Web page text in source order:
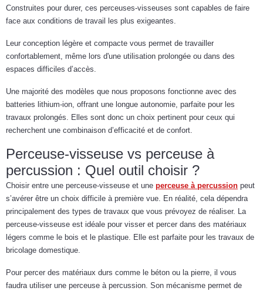
Construites pour durer, ces perceuses-visseuses sont capables de faire
face aux conditions de travail les plus exigeantes.
Leur conception légère et compacte vous permet de travailler
confortablement, même lors d'une utilisation prolongée ou dans des
espaces difficiles d’accès.
Une majorité des modèles que nous proposons fonctionne avec des
batteries lithium-ion, offrant une longue autonomie, parfaite pour les
travaux prolongés. Elles sont donc un choix pertinent pour ceux qui
recherchent une combinaison d’efficacité et de confort.
Perceuse-visseuse vs perceuse à
percussion : Quel outil choisir ?
Choisir entre une perceuse-visseuse et une perceuse à percussion peut
s’avérer être un choix difficile à première vue. En réalité, cela dépendra
principalement des types de travaux que vous prévoyez de réaliser. La
perceuse-visseuse est idéale pour visser et percer dans des matériaux
légers comme le bois et le plastique. Elle est parfaite pour les travaux de
bricolage domestique.
Pour percer des matériaux durs comme le béton ou la pierre, il vous
faudra utiliser une perceuse à percussion. Son mécanisme permet de